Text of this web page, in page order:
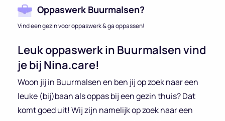
Oppaswerk Buurmalsen?
Vind een gezin voor oppaswerk & ga oppassen!
Leuk oppaswerk in Buurmalsen vind
je bij Nina.care!
Woon jij in Buurmalsen en ben jij op zoek naar een
leuke (bij)baan als oppas bij een gezin thuis? Dat
komt goed uit! Wij zijn namelijk op zoek naar een